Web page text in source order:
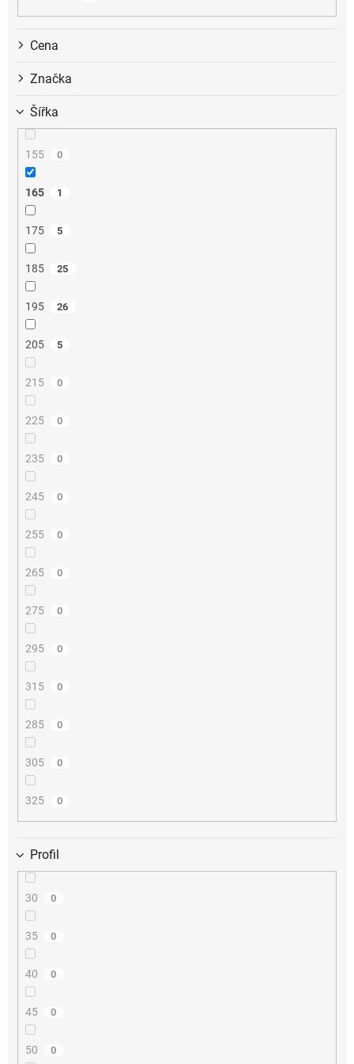
Cena
Značka
Šířka
155 0
165 1
175 5
185 25
195 26
205 5
215 0
225 0
235 0
245 0
255 0
265 0
275 0
295 0
315 0
285 0
305 0
325 0
Profil
30 0
35 0
40 0
45 0
50 0